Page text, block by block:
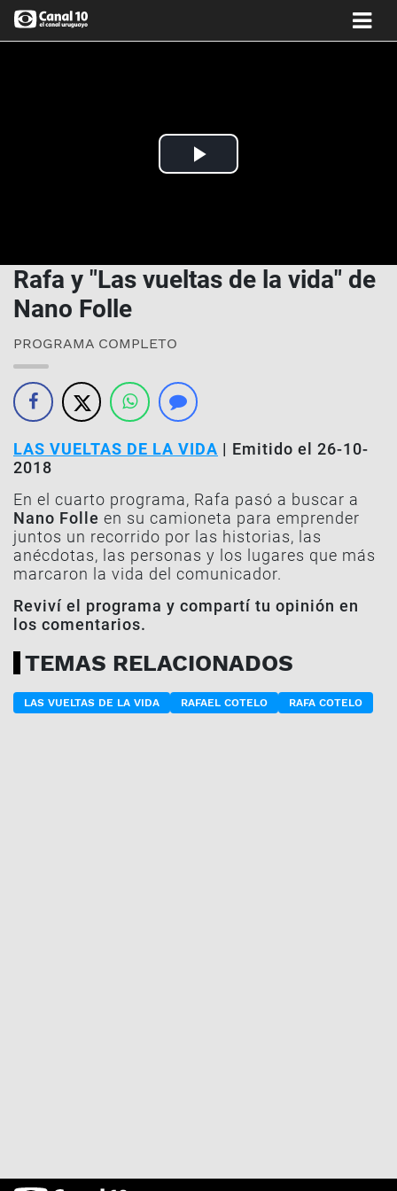
Play
Rafa y "Las vueltas de la vida" de
Nano Folle
PROGRAMA COMPLETO
LAS VUELTAS DE LA VIDA | Emitido el 26-10-
2018
En el cuarto programa, Rafa pasó a buscar a
Nano Folle en su camioneta para emprender
juntos un recorrido por las historias, las
anécdotas, las personas y los lugares que más
marcaron la vida del comunicador.
Reviví el programa y compartí tu opinión en
los comentarios.
TEMAS RELACIONADOS
LAS VUELTAS DE LA VIDA RAFAEL COTELO RAFA COTELO